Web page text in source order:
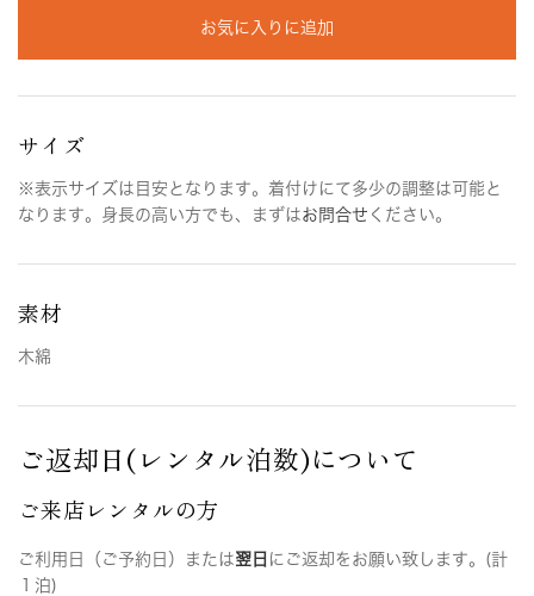
お気に入りに追加
サイズ
※表示サイズは目安となります。着付けにて多少の調整は可能と
なります。身長の高い方でも、まずはお問合せ ください。
素材
木綿
ご返却日(レンタル泊数)について
ご来店レンタルの方
ご利用日（ご予約日）または翌日 にご返却をお願い致します。(計
１泊)